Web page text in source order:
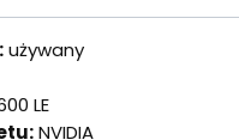
używany
LE
NVIDIA